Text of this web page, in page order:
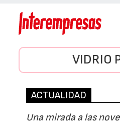
VIDRIO
ACTUALIDAD
Una mirada a las